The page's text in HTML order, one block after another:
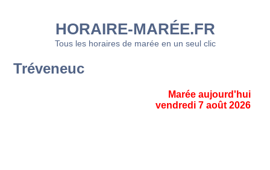
HORAIRE-MARÉE.FR
Tous les horaires de marée en un seul clic
Tréveneuc
Marée aujourd'hui
vendredi 7 août 2026